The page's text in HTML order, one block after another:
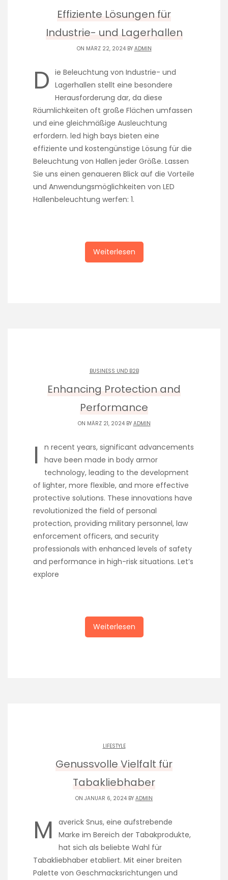
Effiziente Lösungen für
Industrie- und Lagerhallen
ON MÄRZ 22, 2024 BY ADMIN
D ie Beleuchtung von Industrie- und
Lagerhallen stellt eine besondere
Herausforderung dar, da diese
Räumlichkeiten oft große Flächen umfassen
und eine gleichmäßige Ausleuchtung
erfordern. led high bays bieten eine
effiziente und kostengünstige Lösung für die
Beleuchtung von Hallen jeder Größe. Lassen
Sie uns einen genaueren Blick auf die Vorteile
und Anwendungsmöglichkeiten von LED
Hallenbeleuchtung werfen: 1.
Weiterlesen
BUSINESS UND B2B
Enhancing Protection and
Performance
ON MÄRZ 21, 2024 BY ADMIN
I
n recent years, significant advancements
have been made in body armor
technology, leading to the development
of lighter, more flexible, and more effective
protective solutions. These innovations have
revolutionized the field of personal
protection, providing military personnel, law
enforcement officers, and security
professionals with enhanced levels of safety
and performance in high-risk situations. Let’s
explore
Weiterlesen
LIFESTYLE
Genussvolle Vielfalt für
Tabakliebhaber
ON JANUAR 6, 2024 BY ADMIN
M
averick Snus, eine aufstrebende
Marke im Bereich der Tabakprodukte,
hat sich als beliebte Wahl für
Tabakliebhaber etabliert. Mit einer breiten
Palette von Geschmacksrichtungen und